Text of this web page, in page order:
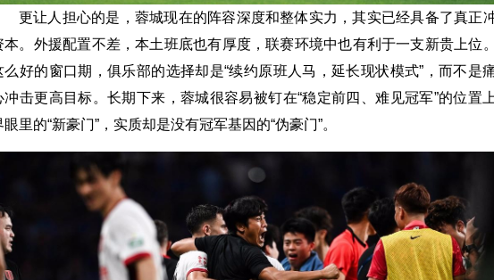
更让人担心的是，蓉城现在的阵容深度和整体实力，其实已经具备了真正
本。外援配置不差，本土班底也有厚度，联赛环境中也有利于一支新贵上位
么好的窗口期，俱乐部的选择却是“续约原班人马，延长现状模式”，而不是
冲击更高目标。长期下来，蓉城很容易被钉在“稳定前四、难见冠军”的位置
眼里的“新豪门”，实质却是没有冠军基因的“伪豪门”。